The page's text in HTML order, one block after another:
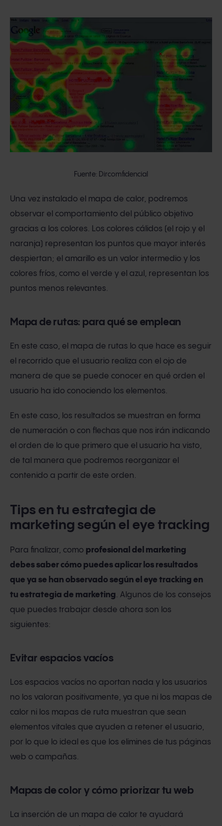
Fuente: Dircomfidencial
Una vez instalado el mapa de calor, podremos
observar el comportamiento del público objetivo
gracias a los colores. Los colores cálidos (el rojo y el
naranja) representan los puntos que mayor interés
despiertan; el amarillo es un valor intermedio y los
colores fríos, como el verde y el azul, representan los
puntos menos relevantes.
Mapa de rutas: para qué se emplean
En este caso, el mapa de rutas lo que hace es seguir
el recorrido que el usuario realiza con el ojo de
manera de que se puede conocer en qué orden el
usuario ha ido conociendo los elementos.
En este caso, los resultados se muestran en forma
de numeración o con flechas que nos irán indicando
el orden de lo que primero que el usuario ha visto,
de tal manera que podremos reorganizar el
contenido a partir de este orden.
Tips en tu estrategia de
marketing según el eye tracking
Para finalizar, como profesional del marketing
debes saber cómo puedes aplicar los resultados
que ya se han observado según el eye tracking en
tu estrategia de marketing. Algunos de los consejos
que puedes trabajar desde ahora son los
siguientes:
Evitar espacios vacíos
Los espacios vacíos no aportan nada y los usuarios
no los valoran positivamente, ya que ni los mapas de
calor ni los mapas de ruta muestran que sean
elementos vitales que ayuden a retener el usuario,
por lo que lo ideal es que los elimines de tus páginas
web o campañas.
Mapas de color y cómo priorizar tu web
La inserción de un mapa de calor te ayudará